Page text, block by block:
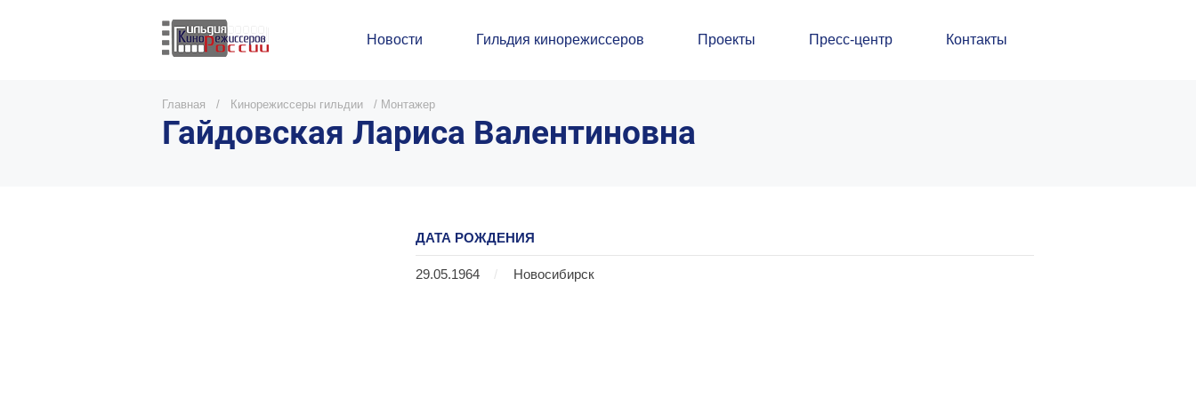
Новости Гильдия кинорежиссеров Проекты Пресс-центр Контакты
Главная / Кинорежиссеры гильдии / Монтажер
Гайдовская Лариса Валентиновна
ДАТА РОЖДЕНИЯ
29.05.1964 / Новосибирск